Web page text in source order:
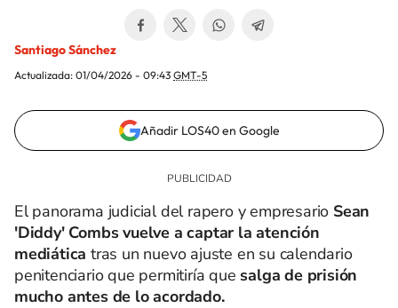
Santiago Sánchez
Actualizada: 01/04/2026 - 09:43 GMT-5
Añadir LOS40 en Google
El panorama judicial del rapero y empresario Sean
'Diddy' Combs vuelve a captar la atención
mediáticatras un nuevo ajuste en su calendario
penitenciario que permitiría que salga de prisión
mucho antes de lo acordado.